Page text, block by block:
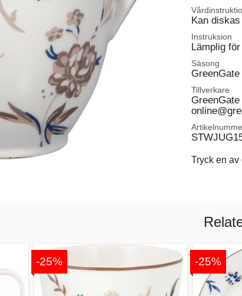
Kan
Instruksion
Lämplig
Säsong
Tillverkare
Tryck en av
-25% -25%